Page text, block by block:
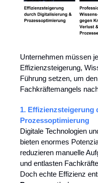
Unternehmen müssen
Effizienzsteigerung,
Führung setzen, um
Fachkräftemangels
1. Effizienzsteigerung
Prozessoptimierung
Digitale Technologien
bieten enormes
reduzieren manuelle
und entlasten
Doch echte Effizienz